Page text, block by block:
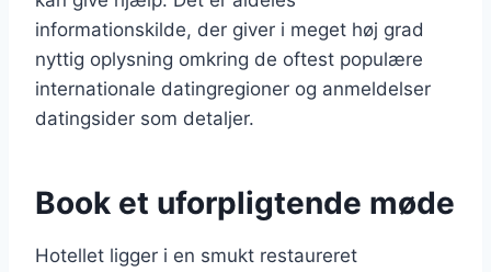
informationskilde, der giver i meget høj grad
nyttig oplysning omkring de oftest populære
internationale datingregioner og anmeldelser
datingsider som detaljer.
Book et uforpligtende møde
Hotellet ligger i en smukt restaureret